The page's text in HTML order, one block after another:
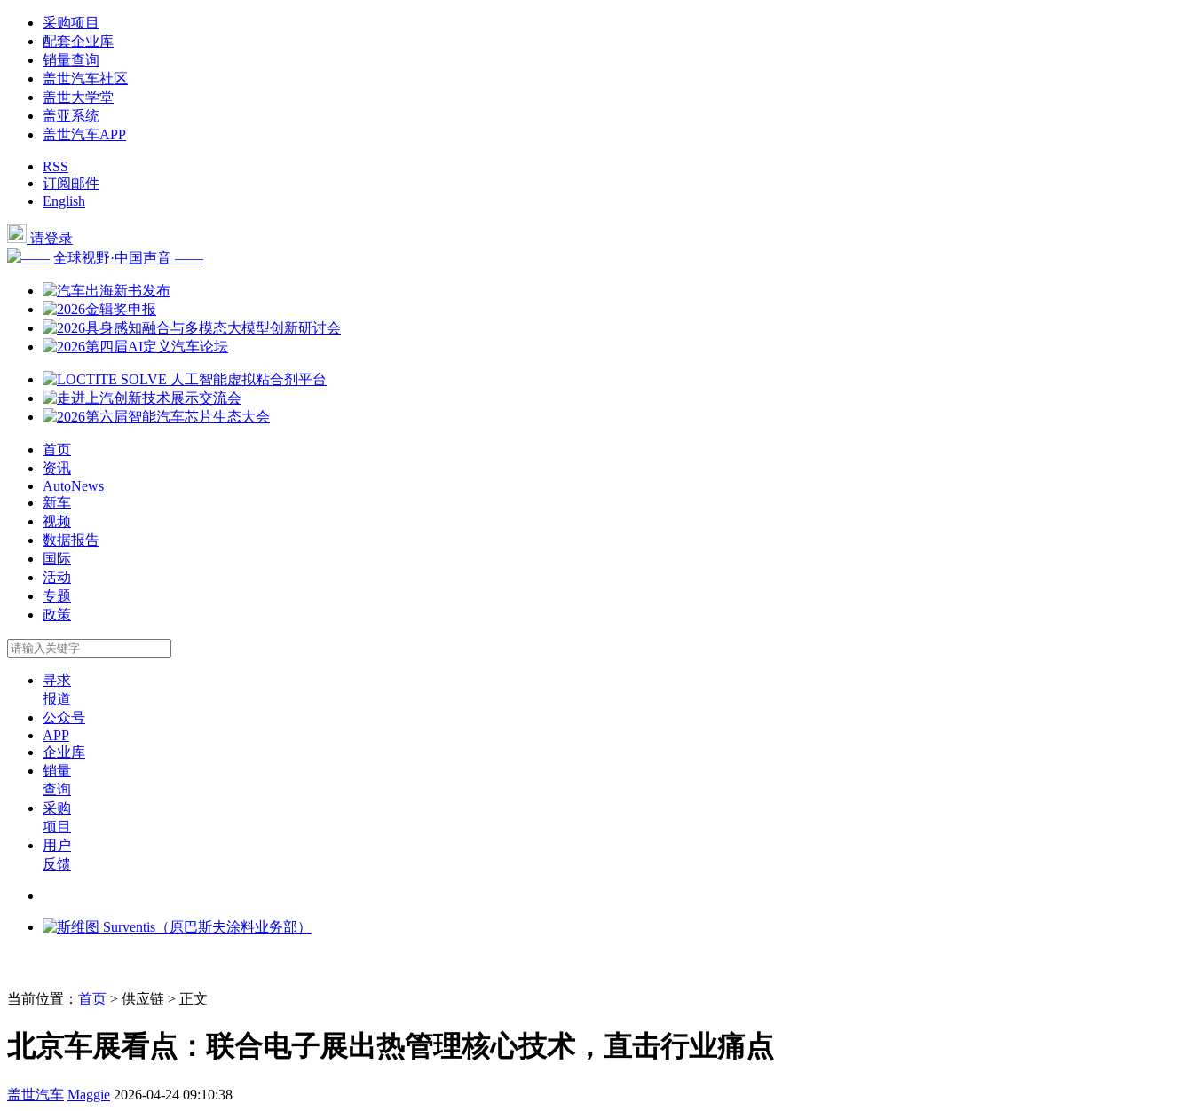
采购项目
配套企业库
销量查询
盖世汽车社区
盖世大学堂
盖亚系统
盖世汽车APP
RSS
订阅邮件
English
请登录
—— 全球视野·中国声音 ——
首页
资讯
AutoNews
新车
视频
数据报告
国际
活动
专题
政策
寻求
报道
公众号
APP
企业库
销量
查询
采购
项目
用户
反馈
当前位置： 首页 > 供应链 > 正文
北京车展看点：联合电子展出热管理核心技术，直击行业痛点
盖世汽车 Maggie 2026-04-24 09:10:38